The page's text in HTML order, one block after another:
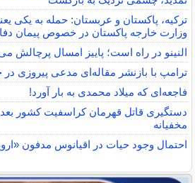
ترکیه، پاکستان و عربستان: حمله به یکی
وزارت خارجه پاکستان در خصوص پیمان
النینو در راه است؛ پاییز امسال پرچالش
ترامپ با بازنشر مقاله‌ای مدعی پیروزی در
فاجعه‌ای که میلاد محمدی به بار آورد!
مخفیانه
احتمال وجود حیات در اقیانوس مدفون